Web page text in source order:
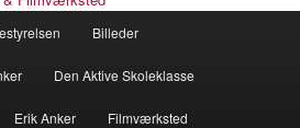
Billeder
Den Aktive Skoleklasse
Erik Anker Filmværksted